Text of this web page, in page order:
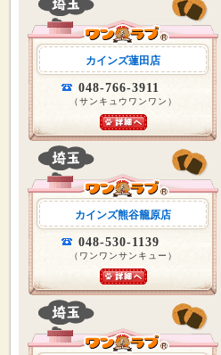
カインズ蓮田店
048-766-3911
（サンキュウワンワン）
カインズ熊谷籠原店
048-530-1139
（ワンワンサンキュー）